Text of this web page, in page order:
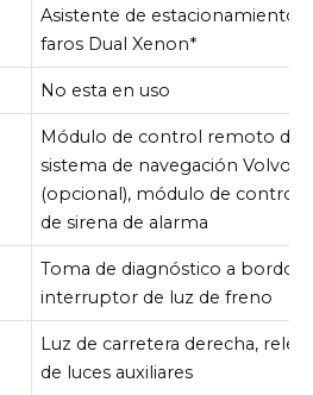
Asistente de estacionamiento*,
faros Dual Xenon*
No esta en uso
Módulo de control remoto del
sistema de navegación Volvo
(opcional), módulo de control
de sirena de alarma
Toma de diagnóstico a bordo,
interruptor de luz de freno
Luz de carretera derecha, relé
de luces auxiliares